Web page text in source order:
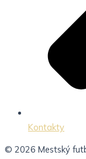
Kontakty
© 2026 Mestský